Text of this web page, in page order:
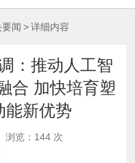
闻 > 详细内容
：推动人工智
合 加快培育塑
能新优势
浏览： 144次